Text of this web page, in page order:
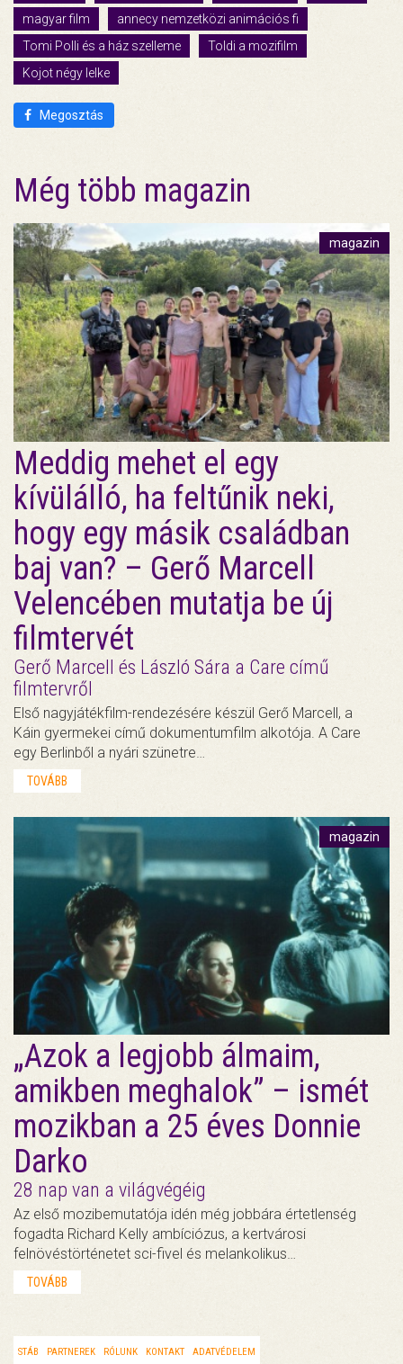
magyar film
annecy nemzetközi animációs fi
Tomi Polli és a ház szelleme
Toldi a mozifilm
Kojot négy lelke
Megosztás
Még több magazin
magazin
Meddig mehet el egy
kívülálló, ha feltűnik neki,
hogy egy másik családban
baj van? – Gerő Marcell
Velencében mutatja be új
filmtervét
Gerő Marcell és László Sára a Care című
filmtervről
Első nagyjátékfilm-rendezésére készül Gerő Marcell, a
Káin gyermekei című dokumentumfilm alkotója. A Care
egy Berlinből a nyári szünetre…
TOVÁBB
magazin
„Azok a legjobb álmaim,
amikben meghalok” – ismét
mozikban a 25 éves Donnie
Darko
28 nap van a világvégéig
Az első mozibemutatója idén még jobbára értetlenség
fogadta Richard Kelly ambíciózus, a kertvárosi
felnövéstörténetet sci-fivel és melankolikus…
TOVÁBB
STÁB PARTNEREK RÓLUNK KONTAKT ADATVÉDELEM